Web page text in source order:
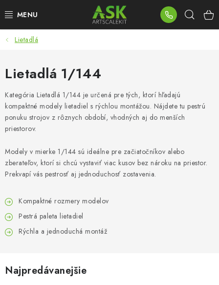
na
BLOG
SUMMER DAYS
WARHAMMER
ASK PRODUKTY
PLASTOVÉ MODELY
FARBY & POMÔCKY
SKY RIDERS COFFEE
Lietadlá
Lietadlá 1/144
Kategória Lietadlá 1/144 je určená pre tých, ktorí hľadajú
kompaktné modely lietadiel s rýchlou montážou. Nájdete tu pestrú
ponuku strojov z rôznych období, vhodných aj do menších
priestorov.
Modely v mierke 1/144 sú ideálne pre začiatočníkov alebo
zberateľov, ktorí si chcú vystaviť viac kusov bez nároku na priestor.
Prekvapí vás pestrosť aj jednoduchosť zostavenia.
Kompaktné rozmery modelov
Pestrá paleta lietadiel
Rýchla a jednoduchá montáž
Najpredávanejšie